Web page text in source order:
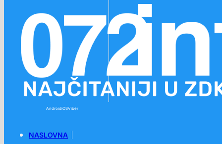
AndroidiOSViber
NASLOVNA